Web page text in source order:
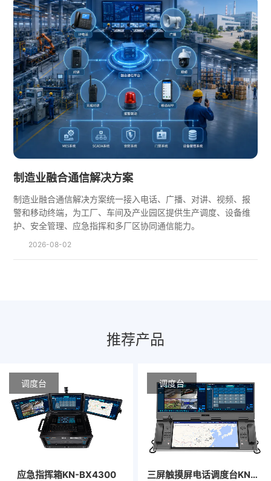
制造业融合通信解决方案
制造业融合通信解决方案统一接入电话、广播、对讲、视频、报
警和移动终端，为工厂、车间及产业园区提供生产调度、设备维
护、安全管理、应急指挥和多厂区协同通信能力。
2026-08-02
推荐产品
调度台
应急指挥箱KN-BX4300
调度台
三屏触摸屏电话调度台​KN-238IPS-L3P